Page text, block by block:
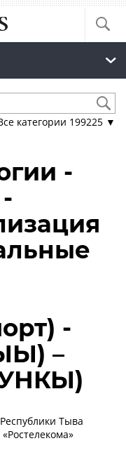
категории 199225 ▼
-
-
–
Тыва